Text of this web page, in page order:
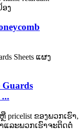
Guards
ຂອງ​ພວກ​ເຮົາ​,
ແລະ​ພວກ​ເຮົາ​ຈະ​ຕິດ​ຕໍ່​